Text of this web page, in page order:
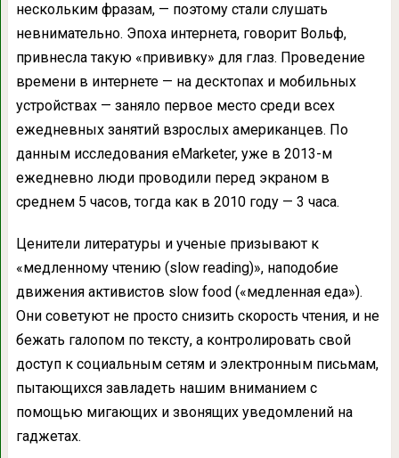
нескольким фразам, — поэтому стали слушать
невнимательно. Эпоха интернета, говорит Вольф,
привнесла такую «прививку» для глаз. Проведение
времени в интернете — на десктопах и мобильных
устройствах — заняло первое место среди всех
ежедневных занятий взрослых американцев. По
данным исследования eMarketer, уже в 2013-м
ежедневно люди проводили перед экраном в
среднем 5 часов, тогда как в 2010 году — 3 часа.
Ценители литературы и ученые призывают к
«медленному чтению (slow reading)», наподобие
движения активистов slow food («медленная еда»).
Они советуют не просто снизить скорость чтения, и не
бежать галопом по тексту, а контролировать свой
доступ к социальным сетям и электронным письмам,
пытающихся завладеть нашим вниманием с
помощью мигающих и звонящих уведомлений на
гаджетах.